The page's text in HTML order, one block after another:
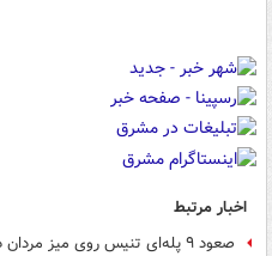
اخبار مرتبط
صعود ۹ پله‌ای تنیس روی میز مردان در رنکینگ جهانی